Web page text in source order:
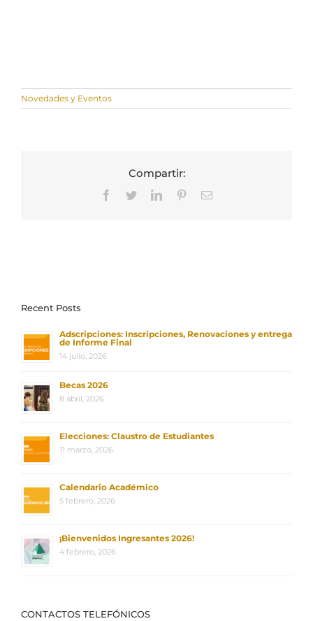
Novedades y Eventos
Compartir:
Facebook
TwitterLinkedInPinterestCorreo
Recent Posts
Adscripciones: Inscripciones, Renovaciones y entrega
de Informe Final
14 julio, 2026
Becas 2026
8 abril, 2026
Elecciones: Claustro de Estudiantes
11 marzo, 2026
Calendario Académico
5 febrero, 2026
¡Bienvenidos Ingresantes 2026!
4 febrero, 2026
CONTACTOS TELEFÓNICOS